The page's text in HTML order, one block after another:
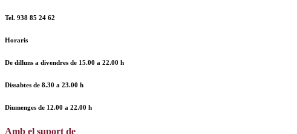
Tel. 938 85 24 62
Horaris
De dilluns a divendres de 15.00 a 22.00 h
Dissabtes de 8.30 a 23.00 h
Diumenges de 12.00 a 22.00 h
Amb el suport de